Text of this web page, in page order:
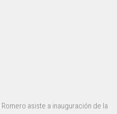
asiste a inauguración de la